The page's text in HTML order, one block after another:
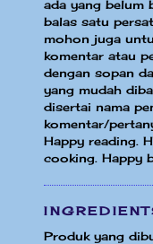
ada yang belum
balas satu
mohon juga
komentar atau
dengan sopan
yang mudah
disertai nama
komentar/
Happy reading.
cooking. Happy
Produk yang